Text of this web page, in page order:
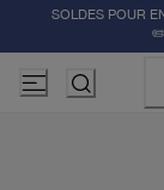
SOLDES POUR